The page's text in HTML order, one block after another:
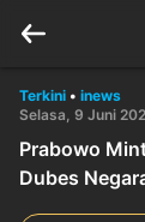
Terkini • inews
Selasa, 9 Juni
Prabowo
Dubes